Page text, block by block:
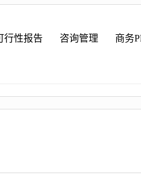
行性报告 咨询管理 商务